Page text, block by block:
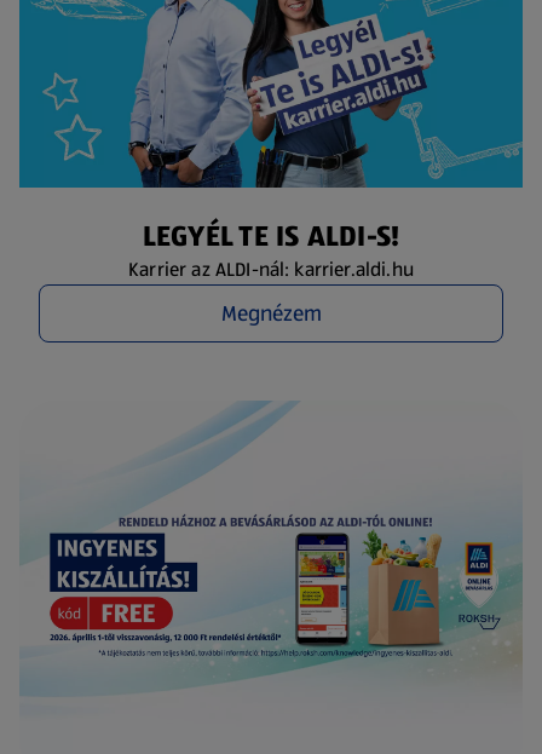
LEGYÉL TE IS ALDI-S!
Karrier az ALDI-nál: karrier.aldi.hu
Megnézem